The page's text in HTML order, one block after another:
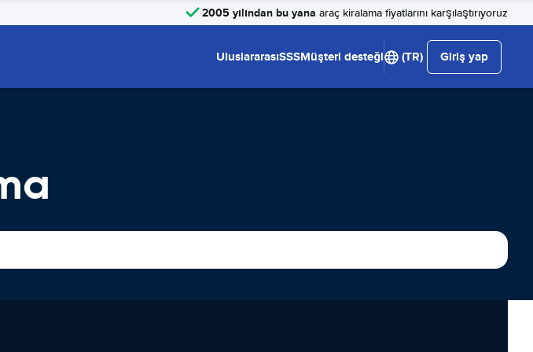
2005 yılından bu yana araç kiralama fiyatlarını karşılaştırıyoruz
UluslararasıSSSMüşteri desteği (TR) Giriş yap